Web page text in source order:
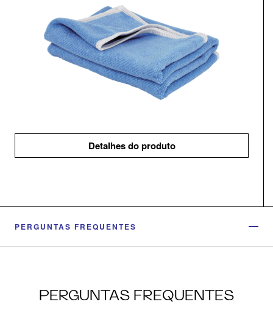
Detalhes do produto
PERGUNTAS FREQUENTES
PERGUNTAS FREQUENTES